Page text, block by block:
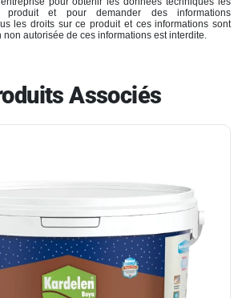
et pour demander des informations
les droits sur ce produit et ces informations sont
non autorisée de ces informations est interdite.
Associés